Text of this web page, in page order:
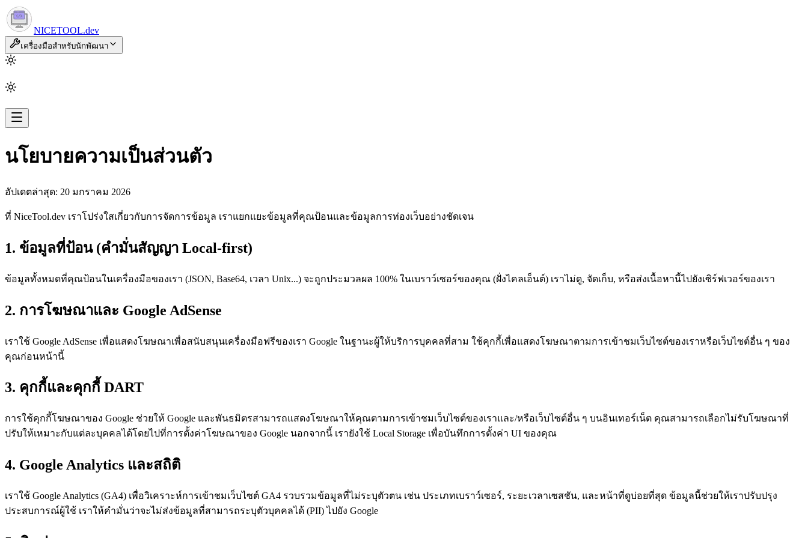
NICETOOL.dev
เครื่องมือสำหรับนักพัฒนา
นโยบายความเป็นส่วนตัว
อัปเดตล่าสุด: 20 มกราคม 2026
ที่ NiceTool.dev เราโปร่งใสเกี่ยวกับการจัดการข้อมูล เราแยกแยะข้อมูลที่คุณป้อนและข้อมูลการท่องเว็บอย่างชัดเจน
1. ข้อมูลที่ป้อน (คำมั่นสัญญา Local-first)
ข้อมูลทั้งหมดที่คุณป้อนในเครื่องมือของเรา (JSON, Base64, เวลา Unix...) จะถูกประมวลผล 100% ในเบราว์เซอร์ของคุณ (ฝั่งไคลเอ็นต์) เราไม่ดู, จัดเก็บ, หรือส่งเนื้อหานี้ไปยังเซิร์ฟเวอร์ของเรา
2. การโฆษณาและ Google AdSense
เราใช้ Google AdSense เพื่อแสดงโฆษณาเพื่อสนับสนุนเครื่องมือฟรีของเรา Google ในฐานะผู้ให้บริการบุคคลที่สาม ใช้คุกกี้เพื่อแสดงโฆษณาตามการเข้าชมเว็บไซต์ของเราหรือเว็บไซต์อื่น ๆ ของ
คุณก่อนหน้านี้
3. คุกกี้และคุกกี้ DART
การใช้คุกกี้โฆษณาของ Google ช่วยให้ Google และพันธมิตรสามารถแสดงโฆษณาให้คุณตามการเข้าชมเว็บไซต์ของเราและ/หรือเว็บไซต์อื่น ๆ บนอินเทอร์เน็ต คุณสามารถเลือกไม่รับโฆษณาที่
ปรับให้เหมาะกับแต่ละบุคคลได้โดยไปที่การตั้งค่าโฆษณาของ Google นอกจากนี้ เรายังใช้ Local Storage เพื่อบันทึกการตั้งค่า UI ของคุณ
4. Google Analytics และสถิติ
เราใช้ Google Analytics (GA4) เพื่อวิเคราะห์การเข้าชมเว็บไซต์ GA4 รวบรวมข้อมูลที่ไม่ระบุตัวตน เช่น ประเภทเบราว์เซอร์, ระยะเวลาเซสชัน, และหน้าที่ดูบ่อยที่สุด ข้อมูลนี้ช่วยให้เราปรับปรุง
ประสบการณ์ผู้ใช้ เราให้คำมั่นว่าจะไม่ส่งข้อมูลที่สามารถระบุตัวบุคคลได้ (PII) ไปยัง Google